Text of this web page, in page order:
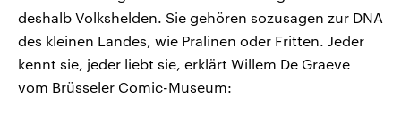
deshalb Volkshelden. Sie gehören sozusagen zur DNA
des kleinen Landes, wie Pralinen oder Fritten. Jeder
kennt sie, jeder liebt sie, erklärt Willem De Graeve
vom Brüsseler Comic-Museum: